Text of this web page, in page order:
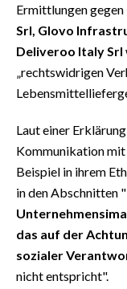
VIDEO
INFO AZIENDE
ABBONATI
NECROLOGI
PUBBLICITÀ
SPIAGGE
Ermittlungen gegen
Srl, Glovo
Deliveroo Italy Srl
„rechtswidrigen
Laut einer
Kommunikation
Beispiel in ihrem
in den Abschnitten
das auf der
sozialer
nicht entspricht".